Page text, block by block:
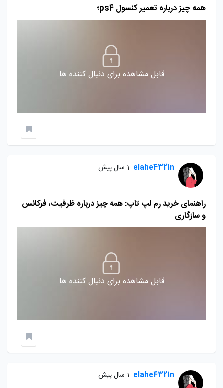
همه چیز درباره تعمیر کنسول ps4؛
قابل مشاهده برای دنبال کننده ها
elahe4321n 1 سال پیش
راهنمای خرید رم لپ تاپ: همه چیز درباره ظرفیت، فرکانس
و سازگاری
قابل مشاهده برای دنبال کننده ها
elahe4321n 1 سال پیش